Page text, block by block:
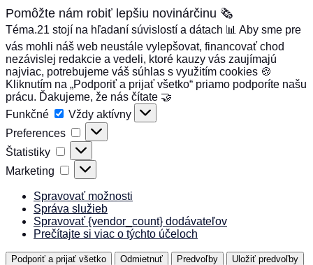
Pomôžte nám robiť lepšiu novinárčinu 🗞️
Téma.21 stojí na hľadaní súvislostí a dátach 📊 Aby sme pre
vás mohli náš web neustále vylepšovat, financovať chod
nezávislej redakcie a vedeli, ktoré kauzy vás zaujímajú
najviac, potrebujeme váš súhlas s využitím cookies 🍪
Kliknutím na „Podporiť a prijať všetko“ priamo podporíte našu
prácu. Ďakujeme, že nás čítate 🤝
Funkčné
Funkčné
Vždy aktívny
Preferences
Preferences
Štatistiky Štatistiky
Marketing Marketing
Spravovať možnosti
Správa služieb
Spravovať {vendor_count} dodávateľov
Prečítajte si viac o týchto účeloch
Podporiť a prijať všetko Odmietnuť Predvoľby Uložiť predvoľby